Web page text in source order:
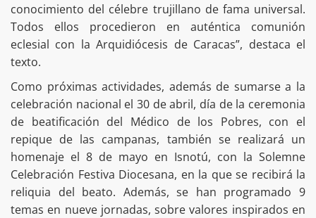
conocimiento del célebre trujillano de fama universal.
Todos ellos procedieron en auténtica comunión
eclesial con la Arquidiócesis de Caracas”, destaca el
texto.
Como próximas actividades, además de sumarse a la
celebración nacional el 30 de abril, día de la ceremonia
de beatificación del Médico de los Pobres, con el
repique de las campanas, también se realizará un
homenaje el 8 de mayo en Isnotú, con la Solemne
Celebración Festiva Diocesana, en la que se recibirá la
reliquia del beato. Además, se han programado 9
temas en nueve jornadas, sobre valores inspirados en